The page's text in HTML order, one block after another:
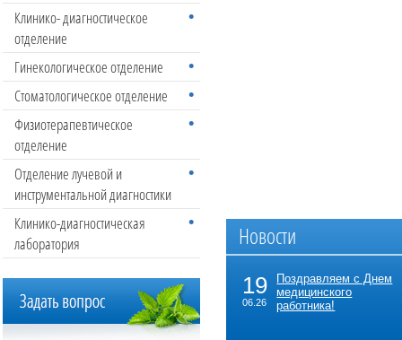
Новости
19
06.26
Поздравляем с Днем
медицинского
работника!
Клинико- диагностическое
отделение
Гинекологическое отделение
Стоматологическое отделение
Физиотерапевтическое
отделение
Отделение лучевой и
инструментальной диагностики
Клинико-диагностическая
лаборатория